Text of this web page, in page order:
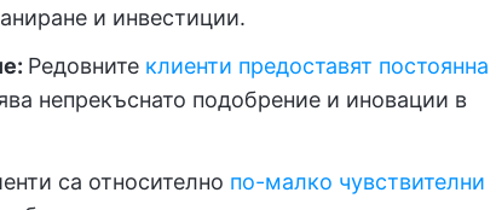
и инвестиции.
Редовните клиенти предоставят постоянна
непрекъснато подобрение и иновации в
са относително по-малко чувствителни